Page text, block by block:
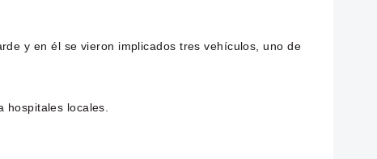
y en él se vieron implicados tres vehículos, uno de
locales.